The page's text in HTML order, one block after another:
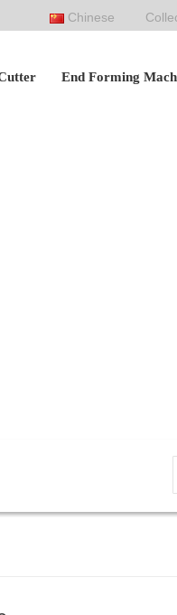
Chinese
End Forming